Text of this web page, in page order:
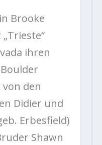
Brooke
ihren
den
Didier und
Erbesfield)
Shawn